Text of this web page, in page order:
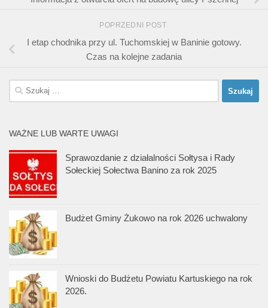
POPRZEDNI POST
I etap chodnika przy ul. Tuchomskiej w Baninie gotowy.
Czas na kolejne zadania
Szukaj:
WAŻNE LUB WARTE UWAGI
Sprawozdanie z działalności Sołtysa i Rady
Sołeckiej Sołectwa Banino za rok 2025
Budżet Gminy Żukowo na rok 2026 uchwalony
Wnioski do Budżetu Powiatu Kartuskiego na rok
2026.